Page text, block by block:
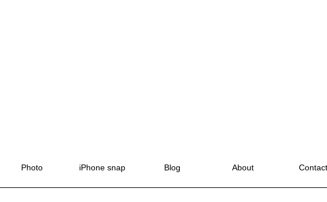
Photo iPhone snap Blog About Contact